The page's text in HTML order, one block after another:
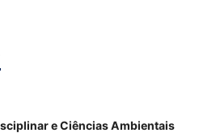
e Ciências Ambientais